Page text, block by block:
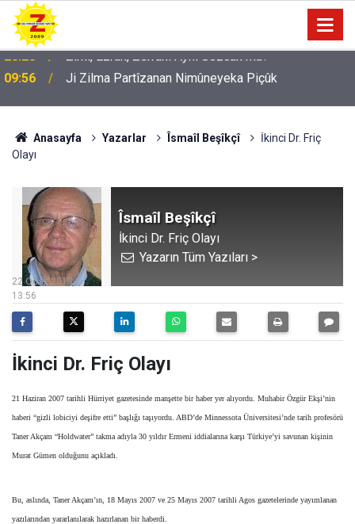
09:56 Ji Zilma Partîzanan Nimûneyeka Piçûk
Anasayfa Yazarlar Îsmaîl Beşîkçî
İkinci Dr. Friç
Olayı
Îsmaîl Beşîkçî
İkinci Dr. Friç Olayı
Yazarın Tüm Yazıları >
13:56
22 Ocak 2013
İkinci Dr. Friç Olayı
21 Haziran 2007 tarihli Hürriyet gazetesinde manşette bir haber yer alıyordu. Muhabir Özgür Ekşi’nin
haberi “gizli lobiciyi deşifre etti” başlığı taşıyordu. ABD’de Minnessota Üniversitesi’nde tarih profesörü
Taner Akçam “Holdwater” takma adıyla 30 yıldır Ermeni iddialarına karşı Türkiye’yi savunan kişinin
Murat Gümen olduğunu açıkladı.
Bu, aslında, Taner Akçam’ın, 18 Mayıs 2007 ve 25 Mayıs 2007 tarihli Agos gazetelerinde yayımlanan
yazılarından yararlanılarak hazırlanan bir haberdi.